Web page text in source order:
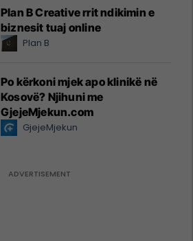
Plan B Creative rrit ndikimin e
biznesit tuaj online
Plan B
Po kërkoni mjek apo klinikë në
Kosovë? Njihuni me
GjejeMjekun.com
GjejeMjekun